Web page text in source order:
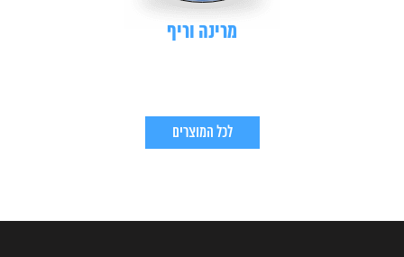
מרינה וריף
לכל המוצרים